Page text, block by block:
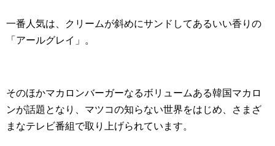
一番人気は、クリームが斜めにサンドしてあるいい香りの
「アールグレイ」。
そのほかマカロンバーガーなるボリュームある韓国マカロ
ンが話題となり、マツコの知らない世界をはじめ、さまざ
まなテレビ番組で取り上げられています。